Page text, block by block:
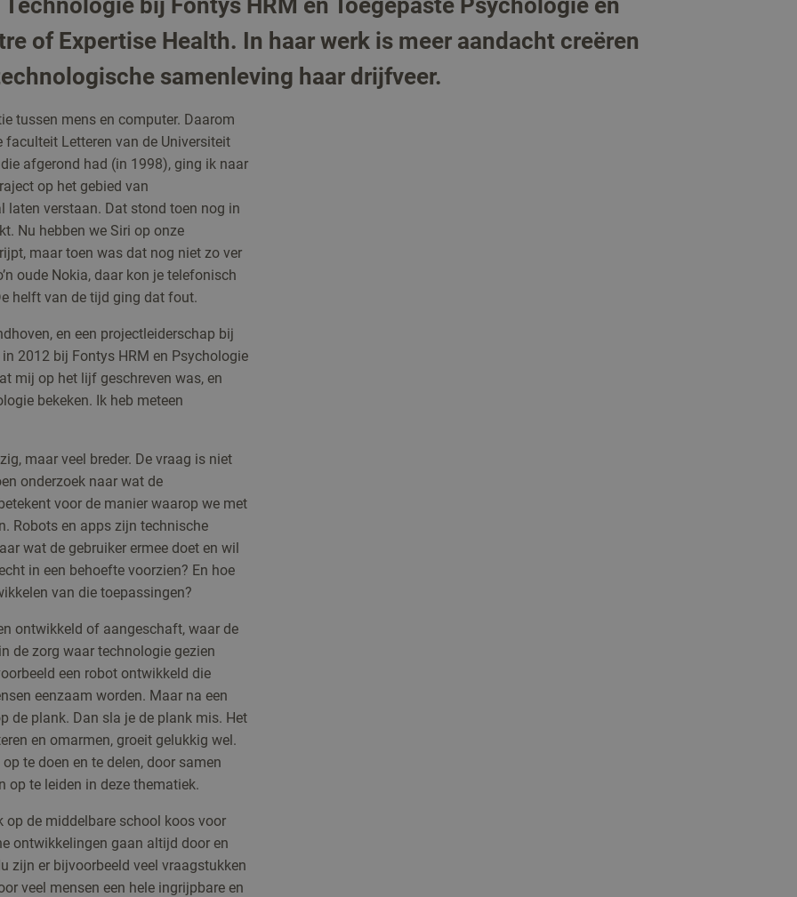
bij Fontys HRM en Toegepaste Psychologie en
of Expertise Health. In haar werk is meer aandacht creëren
samenleving haar drijfveer.
tussen mens en computer. Daarom
Letteren van de Universiteit
afgerond had (in 1998), ging ik naar
op het gebied van
laten verstaan. Dat stond toen nog in
Nu hebben we Siri op onze
maar toen was dat nog niet zo ver
oude Nokia, daar kon je telefonisch
helft van de tijd ging dat fout.
en een projectleiderschap bij
2012 bij Fontys HRM en Psychologie
mij op het lijf geschreven was, en
bekeken. Ik heb meteen
maar veel breder. De vraag is niet
onderzoek naar wat de
voor de manier waarop we met
Robots en apps zijn technische
wat de gebruiker ermee doet en wil
in een behoefte voorzien? En hoe
van die toepassingen?
ontwikkeld of aangeschaft, waar de
de zorg waar technologie gezien
een robot ontwikkeld die
eenzaam worden. Maar na een
de plank. Dan sla je de plank mis. Het
en omarmen, groeit gelukkig wel.
te doen en te delen, door samen
op te leiden in deze thematiek.
de middelbare school koos voor
ontwikkelingen gaan altijd door en
zijn er bijvoorbeeld veel vraagstukken
veel mensen een hele ingrijpbare en